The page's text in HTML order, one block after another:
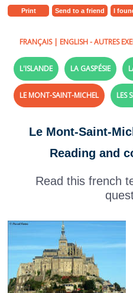
Print Send to a friend I
FRANÇAIS| ENGLISH- AUTRES
L'ISLANDE LA GASPÉSIE
LE MONT-SAINT-MICHEL LES
Le Mont-Saint-
Reading and
Read this french